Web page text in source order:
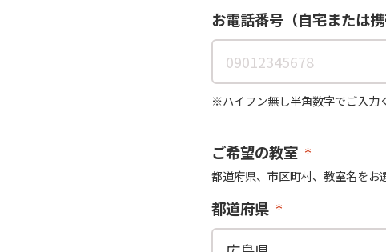
お電話番号（自宅または携
※ハイフン無し半角数字でご入力
ご希望の教室
都道府県、市区町村、教室名をお
都道府県